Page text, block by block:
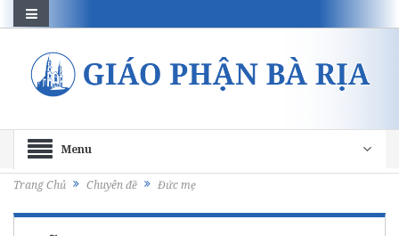
Menu
Trang Chủ Chuyên đề Đức mẹ